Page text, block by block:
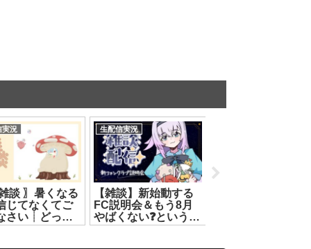
実況
談 〗暑くなる
じてなくてご
さい┊どっと
#ヤマトイオ
生配信実況
【雑談】新始動する
FC説明会＆もう8月
やばくない❓️という雑
【カルロ・ピノ】